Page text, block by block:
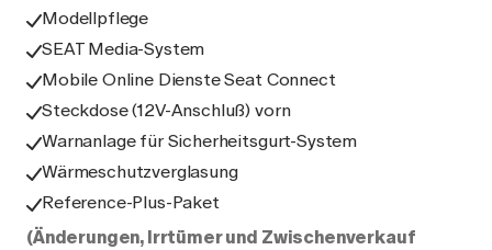
Modellpflege
SEAT Media-System
Mobile Online Dienste Seat Connect
Steckdose (12V-Anschluß) vorn
Warnanlage für Sicherheitsgurt-System
Wärmeschutzverglasung
Reference-Plus-Paket
(Änderungen, Irrtümer und Zwischenverkauf